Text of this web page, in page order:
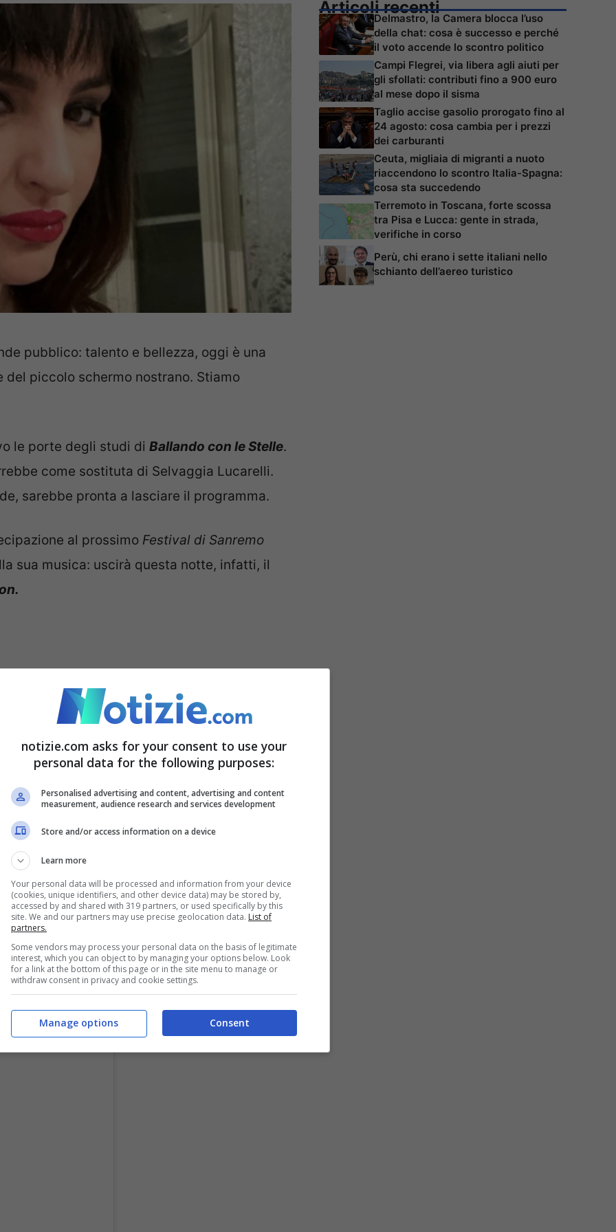
pubblico: talento e bellezza, oggi è una
piccolo schermo nostrano. Stiamo
le porte degli studi di Ballando con le Stelle.
come sostituta di Selvaggia Lucarelli.
sarebbe pronta a lasciare il programma.
al prossimo Festival di Sanremo
sua musica: uscirà questa notte, infatti, il
account Instagram ufficiale, Arisa ha
i social. La cantante, coperta soltanto da
di Ballando con le Stelle ha scritto: ”
adesso vibra a una frequenza diversa. Il
se non ti fermi.
volta nella vita, ho versato molte
che mi ha rubato il sorriso per mesi”.
insonni, come se avessi una febbre strana
sto meglio .Ho capito che l’amore vero
in grado di dare tanto. Non m’importa
altre mille volte”.
Articoli recenti
Delmastro, la Camera blocca l’uso
della chat: cosa è successo e perché
il voto accende lo scontro politico
Campi Flegrei, via libera agli aiuti per
gli sfollati: contributi fino a 900 euro
al mese dopo il sisma
Taglio accise gasolio prorogato fino al
24 agosto: cosa cambia per i prezzi
dei carburanti
Ceuta, migliaia di migranti a nuoto
riaccendono lo scontro Italia-Spagna:
cosa sta succedendo
Terremoto in Toscana, forte scossa
tra Pisa e Lucca: gente in strada,
verifiche in corso
Perù, chi erano i sette italiani nello
schianto dell’aereo turistico
notizie.com asks for your consent to use your
personal data for the following purposes:
Personalised advertising and content, advertising and content
measurement, audience research and services development
Store and/or access information on a device
Learn more
Your personal data will be processed and information from your device
(cookies, unique identifiers, and other device data) may be stored by,
accessed by and shared with 319 partners, or used specifically by this
site. We and our partners may use precise geolocation data. List of
partners.
Some vendors may process your personal data on the basis of legitimate
interest, which you can object to by managing your options below. Look
for a link at the bottom of this page or in the site menu to manage or
withdraw consent in privacy and cookie settings.
Consent
Manage options